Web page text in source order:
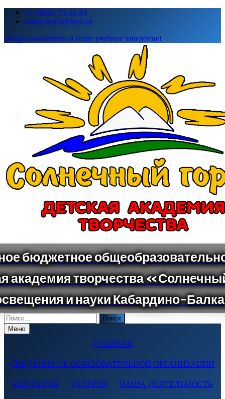
Перейти+7 (8662) 73-52-43
sunnycity07@mail.ru
Добро пожаловать в наше учебное заведение!
Поиск
по:Меню
ГЛАВНАЯ
СВЕДЕНИЯ ОБ ОБРАЗОВАТЕЛЬНОЙ ОРГАНИЗАЦИИ
КОНТАКТЫ ГАЛЕРЕЯ НАША ДЕЯТЕЛЬНОСТЬ